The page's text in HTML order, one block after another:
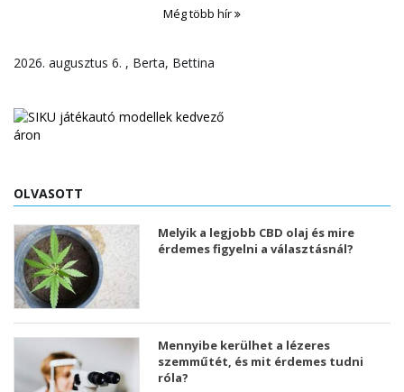
Még több hír
2026. augusztus 6. , Berta, Bettina
OLVASOTT
Melyik a legjobb CBD olaj és mire
érdemes figyelni a választásnál?
Mennyibe kerülhet a lézeres
szemműtét, és mit érdemes tudni
róla?